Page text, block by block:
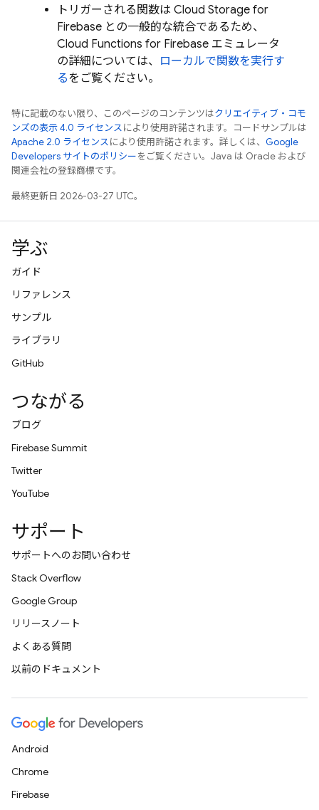
トリガーされる関数は Cloud Storage for
Firebase との一般的な統合であるため、
Cloud Functions for Firebase エミュレータ
の詳細については、 ローカルで関数を実行す
るをご覧ください。
特に記載のない限り、このページのコンテンツはクリエイティブ・コモ
ンズの表示 4.0 ライセンスにより使用許諾されます。コードサンプルは
Apache 2.0 ライセンスにより使用許諾されます。詳しくは、 Google
Developers サイトのポリシーをご覧ください。Java は Oracle および
関連会社の登録商標です。
最終更新日 2026-03-27 UTC。
学ぶ
ガイド
リファレンス
サンプル
ライブラリ
GitHub
つながる
ブログ
Firebase Summit
Twitter
YouTube
サポート
サポートへのお問い合わせ
Stack Overflow
Google Group
リリースノート
よくある質問
以前のドキュメント
Android
Chrome
Firebase